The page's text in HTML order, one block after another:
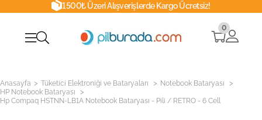
1500₺ Üzeri Alışverişlerde Kargo Ücretsiz!
0
Anasayfa > Tüketici Elektroniği ve Bataryaları > Notebook Bataryası >
HP Notebook Bataryası >
Hp Compaq HSTNN-LB1A Notebook Bataryası - Pili / RETRO - 6 Cell